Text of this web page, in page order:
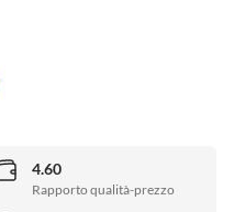
4.60
Rapporto qualità-prezzo